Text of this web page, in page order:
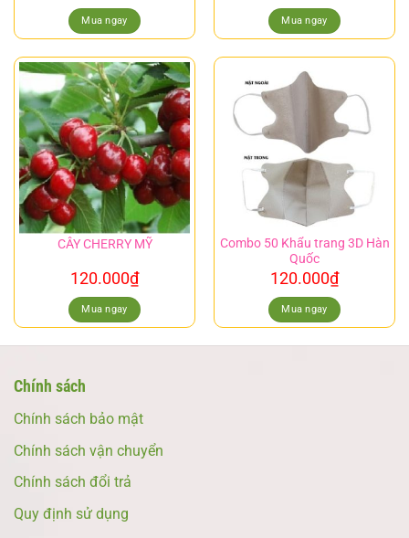
Mua ngay Mua ngay
CÂY CHERRY MỸ
120.000₫
Mua ngay
Combo 50 Khẩu trang 3D Hàn
Quốc
120.000₫
Mua ngay
Chính sách
Chính sách bảo mật
Chính sách vận chuyển
Chính sách đổi trả
Quy định sử dụng